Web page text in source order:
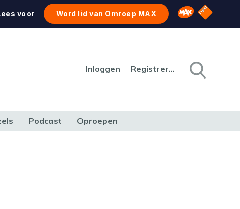
voor Word lid van Omroep MAX Omroep MAX
NPO
Inloggen Registreren
Podcast Oproepen